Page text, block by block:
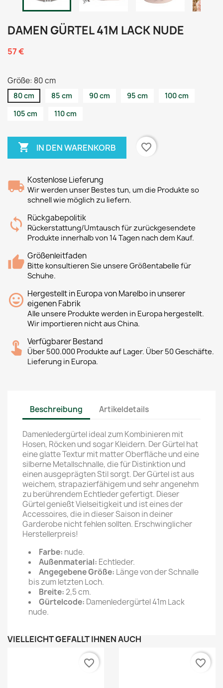
DAMEN GÜRTEL 41M LACK NUDE
57 €
Größe: 80 cm
80 cm 85 cm 90 cm 95 cm
100 cm
105 cm
110 cm
 IN DEN WARENKORB favorite_border
Kostenlose Lieferung
Wir werden unser Bestes tun, um die Produkte so
schnell wie möglich zu liefern.
Rückgabepolitik
Rückerstattung/Umtausch für zurückgesendete
Produkte innerhalb von 14 Tagen nach dem Kauf.
Größenleitfaden
Bitte konsultieren Sie unsere Größentabelle für
Schuhe.
Hergestellt in Europa von Marelbo in unserer
eigenen Fabrik
Alle unsere Produkte werden in Europa hergestellt.
Wir importieren nicht aus China.
Verfügbarer Bestand
Über 500.000 Produkte auf Lager. Über 50 Geschäfte.
Lieferung in Europa.
Beschreibung Artikeldetails
Damenledergürtel ideal zum Kombinieren mit
Hosen, Röcken und sogar Kleidern. Der Gürtel hat
eine glatte Textur mit matter Oberfläche und eine
silberne Metallschnalle, die für Distinktion und
einen ausgeprägten Stil sorgt. Der Gürtel ist aus
weichem, strapazierfähigem und sehr angenehm
zu berührendem Echtleder gefertigt. Dieser
Gürtel genießt Vielseitigkeit und ist eines der
Accessoires, die in dieser Saison in deiner
Garderobe nicht fehlen sollten. Erschwinglicher
Herstellerpreis!
Farbe: nude.
Außenmaterial: Echtleder.
Angegebene Größe: Länge von der Schnalle
bis zum letzten Loch.
Breite:2,5cm.
Gürtelcode: Damenledergürtel 41m Lack
nude.
VIELLEICHT GEFÄLLT IHNEN AUCH
favorite_border favorite_border